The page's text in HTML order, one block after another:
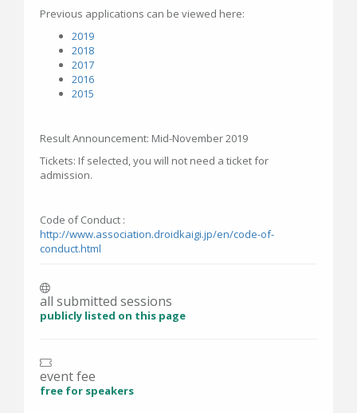
Previous applications can be viewed here:
2019
2018
2017
2016
2015
Result Announcement: Mid-November 2019
Tickets: If selected, you will not need a ticket for
admission.
Code of Conduct :
http://www.association.droidkaigi.jp/en/code-of-
conduct.html
all submitted sessions
publicly listed on this page
event fee
free for speakers